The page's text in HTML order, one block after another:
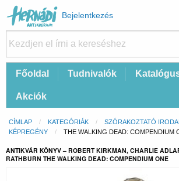
Felhasználói
fiók
menüje
Bejelentkezés
FőFőoldal Tudnivalók
Akciók
Morzsa
CÍMLAP KATEGÓRIÁK
SZÓRAKOZTATÓ
KÉPREGÉNY
CURRENT:
THE WALKING DEAD: COMPENDIUM
ANTIKVÁR KÖNYV – ROBERT KIRKMAN, CHARLIE
RATHBURN THE WALKING DEAD: COMPENDIUM ONE